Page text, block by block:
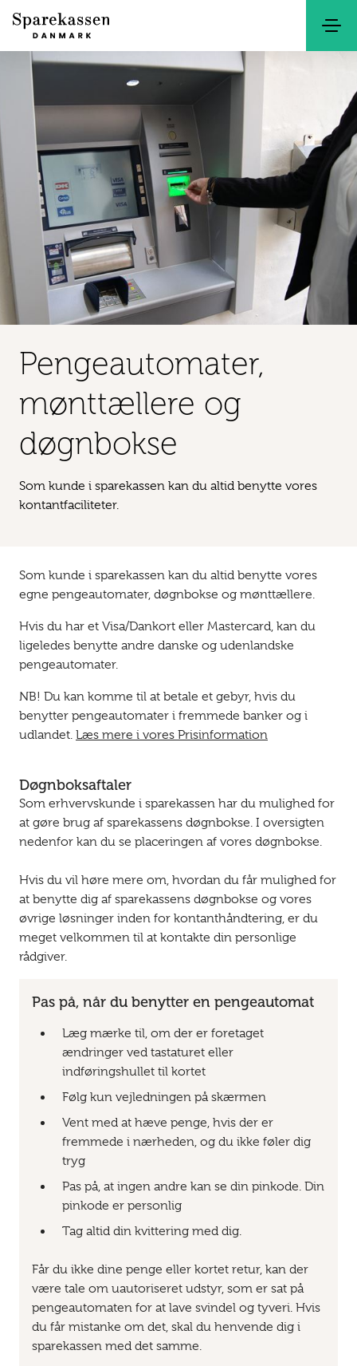
Penge­automater,
mønttællere og
døgnbokse
Som kunde i sparekassen kan du altid benytte vores
kontantfaciliteter.
Som kunde i sparekassen kan du altid benytte vores
egne pengeautomater, døgnbokse og mønttællere.
Hvis du har et Visa/Dankort eller Mastercard, kan du
ligeledes benytte andre danske og udenlandske
pengeautomater.
NB! Du kan komme til at betale et gebyr, hvis du
benytter pengeautomater i fremmede banker og i
udlandet. Læs mere i vores Prisinformation
Døgnboksaftaler
Som erhvervskunde i sparekassen har du mulighed for
at gøre brug af sparekassens døgnbokse. I oversigten
nedenfor kan du se placeringen af vores døgnbokse.
Hvis du vil høre mere om, hvordan du får mulighed for
at benytte dig af sparekassens døgnbokse og vores
øvrige løsninger inden for kontanthåndtering, er du
meget velkommen til at kontakte din personlige
rådgiver.
Pas på, når du benytter en pengeautomat
Læg mærke til, om der er foretaget
ændringer ved tastaturet eller
indføringshullet til kortet
Følg kun vejledningen på skærmen
Vent med at hæve penge, hvis der er
fremmede i nærheden, og du ikke føler dig
tryg
Pas på, at ingen andre kan se din pinkode. Din
pinkode er personlig
Tag altid din kvittering med dig.
Får du ikke dine penge eller kortet retur, kan der
være tale om uautoriseret udstyr, som er sat på
pengeautomaten for at lave svindel og tyveri. Hvis
du får mistanke om det, skal du henvende dig i
sparekassen med det samme.